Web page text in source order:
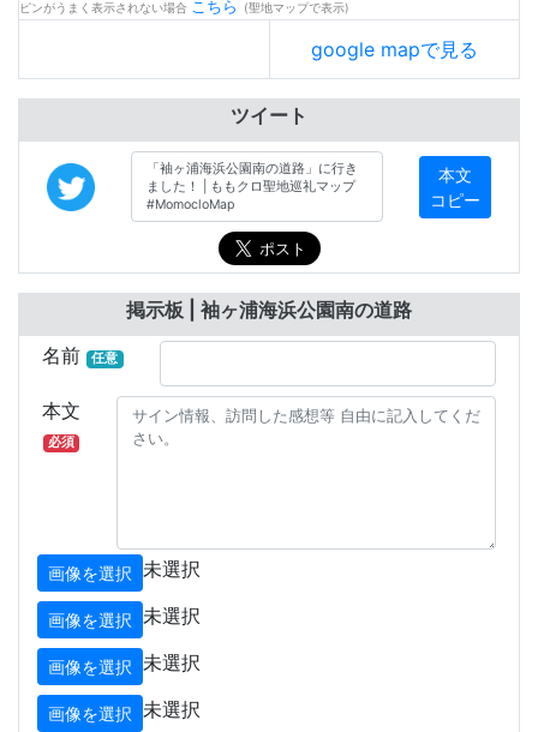
ピンがうまく表示されない場合 こちら (聖地マップで表示)
google mapで見る
ツイート
本文
コピー
掲示板 | 袖ヶ浦海浜公園南の道路
名前
任意
本文
必須
画像を選択 未選択
画像を選択 未選択
画像を選択 未選択
画像を選択 未選択